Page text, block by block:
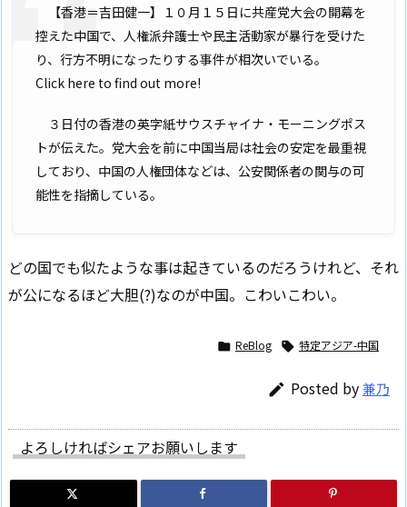
【香港＝吉田健一】１０月１５日に共産党大会の開幕を
控えた中国で、人権派弁護士や民主活動家が暴行を受けた
り、行方不明になったりする事件が相次いでいる。
Click here to find out more!
３日付の香港の英字紙サウスチャイナ・モーニングポス
トが伝えた。党大会を前に中国当局は社会の安定を最重視
しており、中国の人権団体などは、公安関係者の関与の可
能性を指摘している。
どの国でも似たような事は起きているのだろうけれど、それ
が公になるほど大胆(?)なのが中国。こわいこわい。
 ReBlog  特定アジア-中国
 Posted by兼乃
よろしければシェアお願いします